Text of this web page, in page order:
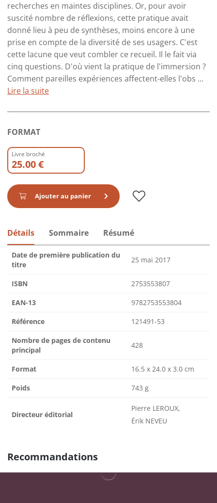
recherches en maintes disciplines. Or, pour avoir
suscité nombre de réflexions, cette pratique avait
donné lieu à peu de synthèses, moins encore à une
prise en compte de la diversité de ses usagers. C'est
cette lacune que veut combler ce recueil. Il le fait via
cinq questions. D'où vient la pratique de l'immersion ?
Comment pareilles expériences affectent-elles l'obs ...
Lire la suite
FORMAT
Livre broché
25.00 €
Ajouter au panier
Détails Sommaire Résumé
Date de première publication du
titre
25 mai 2017
ISBN 2753553807
EAN-13 9782753553804
Référence 121491-53
Nombre de pages de contenu
principal
428
Format 16.5 x 24.0 x 3.0 cm
Poids 743 g
Directeur éditorial
Pierre LEROUX,
Érik NEVEU
Recommandations